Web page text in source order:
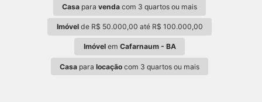
Casa para venda com 3 quartos ou mais
Imóvelde R$ 50.000,00 até R$ 100.000,00
Imóvelem Cafarnaum - BA
Casa para locação com 3 quartos ou mais